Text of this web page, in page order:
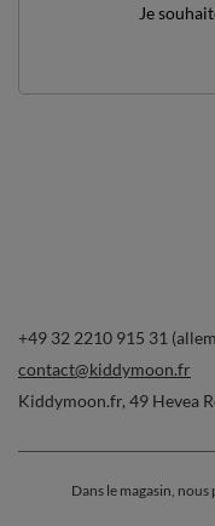
Je
+49 32 2210 915 31
contact@kiddymoon.fr
Kiddymoon.fr, 49 Hevea
Dans le magasin,